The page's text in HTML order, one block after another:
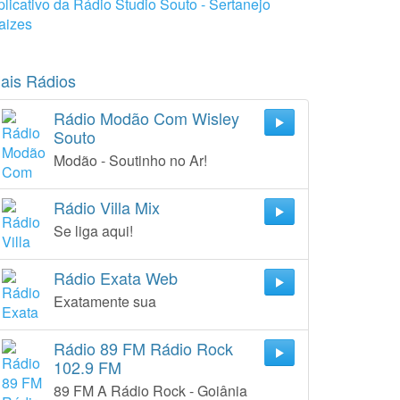
Rádios
Rádio Modão Com Wisley
Souto
Modão - Soutinho no Ar!
Rádio Villa Mix
Se liga aqui!
Rádio Exata Web
Exatamente sua
Rádio 89 FM Rádio Rock
102.9 FM
89 FM A Rádio Rock - Goiânia